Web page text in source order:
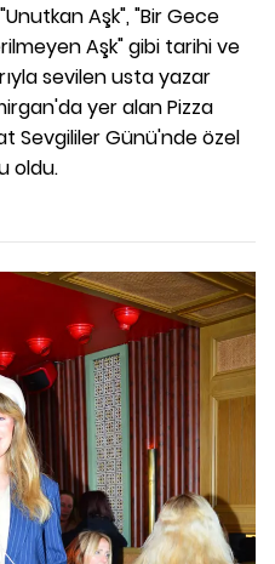
Aşk", "Bir Gece
Aşk" gibi tarihi ve
sevilen usta yazar
yer alan Pizza
Sevgililer Günü'nde özel
oldu.